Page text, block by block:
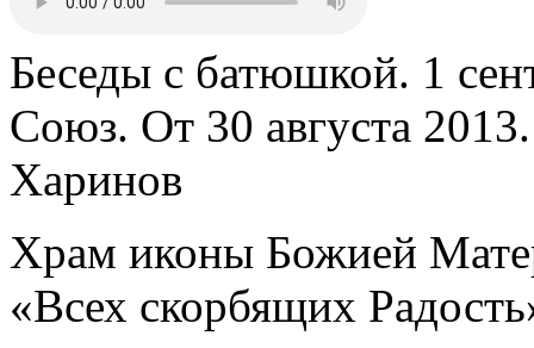
Беседы с батюшкой. 1
Союз. От 30 августа
Харинов
Храм иконы Божией
«Всех скорбящих